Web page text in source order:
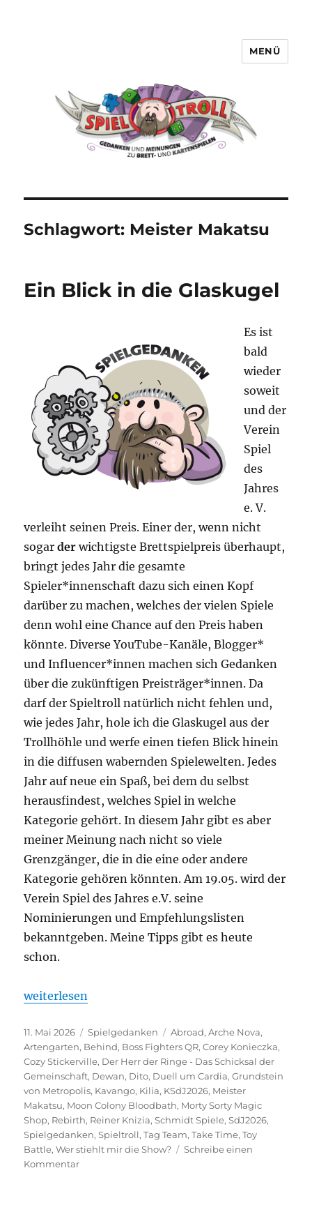
MENÜ
Schlagwort: Meister Makatsu
Ein Blick in die Glaskugel
Es ist
bald
wieder
soweit
und der
Verein
Spiel
des
Jahres
e. V.
verleiht seinen Preis. Einer der, wenn nicht
sogarder wichtigste Brettspielpreis überhaupt,
bringt jedes Jahr die gesamte
Spieler*innenschaft dazu sich einen Kopf
darüber zu machen, welches der vielen Spiele
denn wohl eine Chance auf den Preis haben
könnte. Diverse YouTube-Kanäle, Blogger*
und Influencer*innen machen sich Gedanken
über die zukünftigen Preisträger*innen. Da
darf der Spieltroll natürlich nicht fehlen und,
wie jedes Jahr, hole ich die Glaskugel aus der
Trollhöhle und werfe einen tiefen Blick hinein
in die diffusen wabernden Spielewelten. Jedes
Jahr auf neue ein Spaß, bei dem du selbst
herausfindest, welches Spiel in welche
Kategorie gehört. In diesem Jahr gibt es aber
meiner Meinung nach nicht so viele
Grenzgänger, die in die eine oder andere
Kategorie gehören könnten. Am 19.05. wird der
Verein Spiel des Jahres e.V. seine
Nominierungen und Empfehlungslisten
bekanntgeben. Meine Tipps gibt es heute
schon.
„Ein Blick in die Glaskugel“
weiterlesen
Veröffentlicht
am
11. Mai 2026 Kategorien
Spielgedanken Schlagwörter
Abroad,Arche Nova,
Artengarten, Behind, Boss Fighters QR,Corey Konieczka,
Cozy Stickerville, Der Herr der Ringe - Das Schicksal der
Gemeinschaft, Dewan, Dito, Duell um Cardia,Grundstein
von Metropolis, Kavango, Kilia, KSdJ2026, Meister
Makatsu, Moon Colony Bloodbath, Morty Sorty Magic
Shop, Rebirth, Reiner Knizia,Schmidt Spiele,SdJ2026,
Spielgedanken,Spieltroll,Tag Team,Take Time,Toy
Battle,Wer stiehlt mir die Show?
Schreibe einen
Kommentarzu